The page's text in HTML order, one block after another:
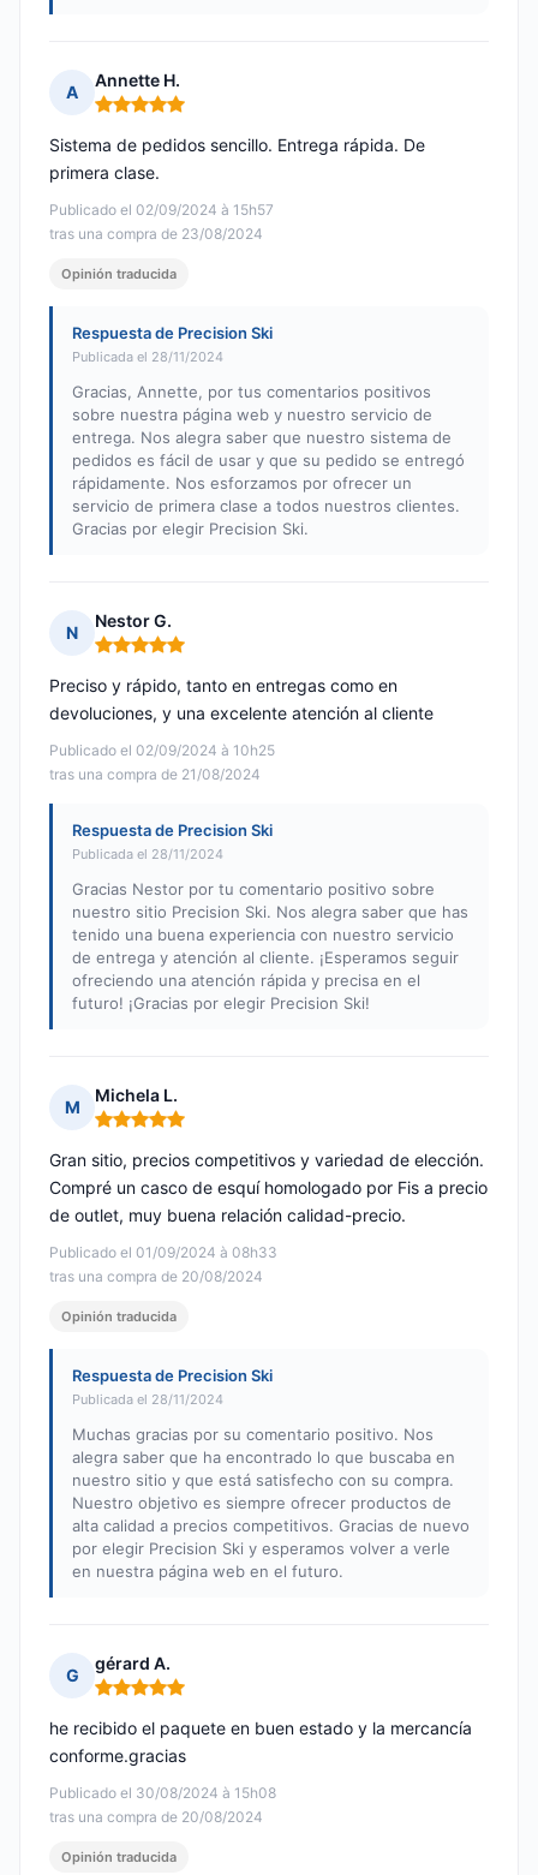
A
Annette H.
Nota: 5 de 5
Publicado el 02/09/2024 à 15h57
tras una compra de 23/08/2024
Sistema de pedidos sencillo. Entrega rápida. De
primera clase.
Opinión traducida
Respuesta de Precision Ski
Publicada el 28/11/2024
Gracias, Annette, por tus comentarios positivos
sobre nuestra página web y nuestro servicio de
entrega. Nos alegra saber que nuestro sistema de
pedidos es fácil de usar y que su pedido se entregó
rápidamente. Nos esforzamos por ofrecer un
servicio de primera clase a todos nuestros clientes.
Gracias por elegir Precision Ski.
N
Nestor G.
Nota: 5 de 5
Publicado el 02/09/2024 à 10h25
tras una compra de 21/08/2024
Preciso y rápido, tanto en entregas como en
devoluciones, y una excelente atención al cliente
Respuesta de Precision Ski
Publicada el 28/11/2024
Gracias Nestor por tu comentario positivo sobre
nuestro sitio Precision Ski. Nos alegra saber que has
tenido una buena experiencia con nuestro servicio
de entrega y atención al cliente. ¡Esperamos seguir
ofreciendo una atención rápida y precisa en el
futuro! ¡Gracias por elegir Precision Ski!
M
Michela L.
Nota: 5 de 5
Publicado el 01/09/2024 à 08h33
tras una compra de 20/08/2024
Gran sitio, precios competitivos y variedad de elección.
Compré un casco de esquí homologado por Fis a precio
de outlet, muy buena relación calidad-precio.
Opinión traducida
Respuesta de Precision Ski
Publicada el 28/11/2024
Muchas gracias por su comentario positivo. Nos
alegra saber que ha encontrado lo que buscaba en
nuestro sitio y que está satisfecho con su compra.
Nuestro objetivo es siempre ofrecer productos de
alta calidad a precios competitivos. Gracias de nuevo
por elegir Precision Ski y esperamos volver a verle
en nuestra página web en el futuro.
G
gérard A.
Nota: 5 de 5
Publicado el 30/08/2024 à 15h08
tras una compra de 20/08/2024
he recibido el paquete en buen estado y la mercancía
conforme.gracias
Opinión traducida